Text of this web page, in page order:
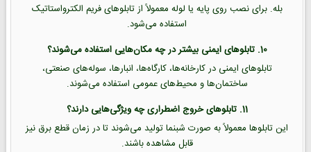
بله. برای نصب روی پایه یا لوله معمولاً از تابلوهای فریم الکترواستاتیک
استفاده می‌شود.
10. تابلوهای ایمنی بیشتر در چه مکان‌هایی استفاده می‌شوند؟
تابلوهای ایمنی در کارخانه‌ها، کارگاه‌ها، انبارها، سوله‌های صنعتی،
ساختمان‌ها و محیط‌های عمومی استفاده می‌شوند.
11. تابلوهای خروج اضطراری چه ویژگی‌هایی دارند؟
این تابلوها معمولاً به صورت شبنما تولید می‌شوند تا در زمان قطع برق نیز
قابل مشاهده باشند.